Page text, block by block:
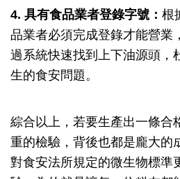
4. 具有食品業者登錄字號： 根
品業者必須完成登錄才能營業
過系統快速找到上下油源頭，
生的食安問題。
綜合以上，若要生產出一條合
重的檢驗，背後也都是龐大的
對食安法所規定的微生物標準